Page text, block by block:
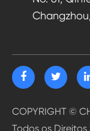
COPYRIGHT ©
Todos os Direitos